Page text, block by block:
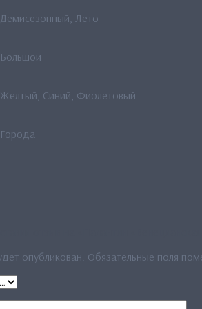
Демисезонный, Лето
Большой
Желтый, Синий, Фиолетовый
Города
опубликован. Обязательные поля